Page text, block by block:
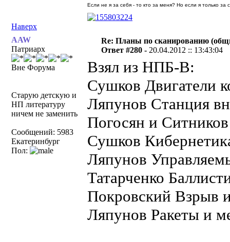
Наверх
Если не я за себя - то кто за меня? Но если я только
AAW
Патриарх
Вне Форума
Старую детскую и
НП литературу
ничем не заменить
Сообщений: 5983
Екатеринбург
Пол:
Re: Планы по сканированию
Ответ #280 - 20.04.2012 :: 13:43:04
Взял из НПБ-В:
Сушков Двигатели
Ляпунов Станция
Погосян и Ситников
Сушков
Ляпунов
Татарченко
Покровский Взрыв
Ляпунов Ракеты и